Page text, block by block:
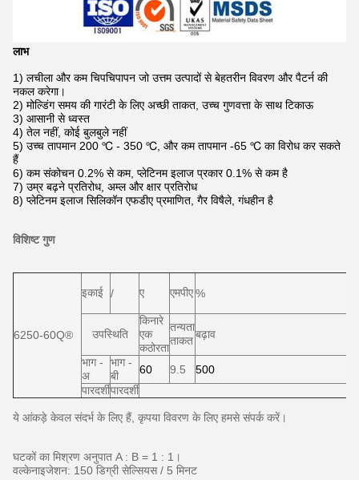
लाभ
1) लचीला और कम चिपचिपापन जो उत्तम उत्पादों से बेहतरीन विवरण और पैटर्न की
नकल करेगा।
2) मोल्डिंग समय की गारंटी के लिए अच्छी ताकत, उच्च गुणवत्ता के साथ टिकाऊ
3) आसानी से ध्वस्त
4) तेल नहीं, कोई बुलबुले नहीं
5) उच्च तापमान 200 ℃ - 350 ℃, और कम तापमान -65 ℃ का विरोध कर सकते
हैं
6) कम संकोचन 0.2% से कम, प्लेटिनम इलाज प्रकार 0.1% से कम है
7) उम्र बढ़ने प्रतिरोध, अम्ल और क्षार प्रतिरोध
8) प्लेटिनम इलाज सिलिकॉन एफडीए प्रमाणित, गैर विषैले, गंधहीन है
विशिष्ट गुण
6250-60Q®
इकाई / ए एमपीए%
उपस्थिति
किनारे
एक
कठोरता
तन्यता
ताकतबढ़ाव
भाग -
अ
भाग -
बी
60 9.5 500
पारदर्शीपारदर्शी
ये आंकड़े केवल संदर्भ के लिए हैं, कृपया विवरण के लिए हमसे संपर्क करें।
घटकों का मिश्रण अनुपात A : B = 1 : 1।
वल्केनाइजेशन: 150 डिग्री सेल्सियस / 5 मिनट